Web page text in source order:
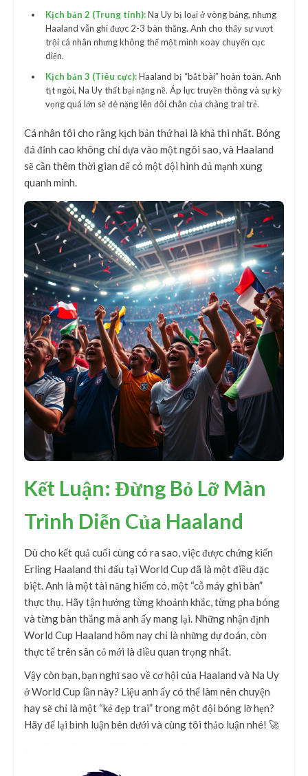
Kịch bản 2 (Trung tính):Na Uy bị loại ở vòng bảng, nhưng
Haaland vẫn ghi được 2-3 bàn thắng. Anh cho thấy sự vượt
trội cá nhân nhưng không thể một mình xoay chuyển cục
diện.
Kịch bản 3 (Tiêu cực):Haaland bị “bắt bài” hoàn toàn. Anh
tịt ngòi, Na Uy thất bại nặng nề. Áp lực truyền thông và sự kỳ
vọng quá lớn sẽ đè nặng lên đôi chân của chàng trai trẻ.
Cá nhân tôi cho rằng kịch bản thứ hai là khả thi nhất. Bóng
đá đỉnh cao không chỉ dựa vào một ngôi sao, và Haaland
sẽ cần thêm thời gian để có một đội hình đủ mạnh xung
quanh mình.
Kết Luận: Đừng Bỏ Lỡ Màn
Trình Diễn Của Haaland
Dù cho kết quả cuối cùng có ra sao, việc được chứng kiến
Erling Haaland thi đấu tại World Cup đã là một điều đặc
biệt. Anh là một tài năng hiếm có, một “cỗ máy ghi bàn”
thực thụ. Hãy tận hưởng từng khoảnh khắc, từng pha bóng
và từng bàn thắng mà anh ấy mang lại. Những nhận định
World Cup Haaland hôm nay chỉ là những dự đoán, còn
thực tế trên sân cỏ mới là điều quan trọng nhất.
Vậy còn bạn, bạn nghĩ sao về cơ hội của Haaland và Na Uy
ở World Cup lần này? Liệu anh ấy có thể làm nên chuyện
hay sẽ chỉ là một “kẻ đẹp trai” trong một đội bóng lỡ hẹn?
Hãy để lại bình luận bên dưới và cùng tôi thảo luận nhé! 🚀